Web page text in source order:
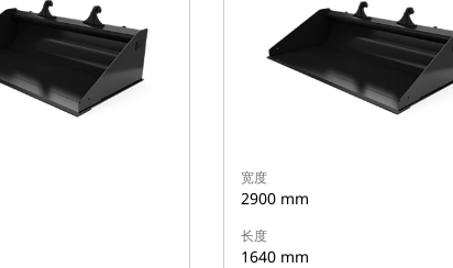
宽度
2900 mm
长度
1640 mm